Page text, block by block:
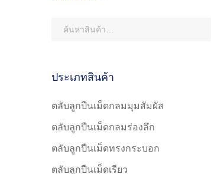
ประเภทสินค้า
ตลับลูกปืนเม็ดกลมมุมสัมผัส
ตลับลูกปืนเม็ดกลมร่องลึก
ตลับลูกปืนเม็ดทรงกระบอก
ตลับลูกปืนเม็ดเรียว